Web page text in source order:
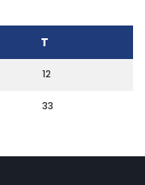
T
12
33